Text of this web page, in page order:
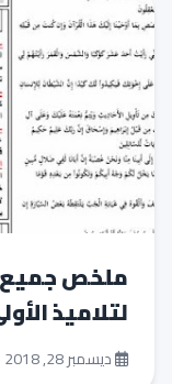
ملخص
لتلاميذ
ديسمبر 28, 2018